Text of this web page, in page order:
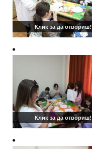
Клик за да отвориш!
Клик за да отвориш!